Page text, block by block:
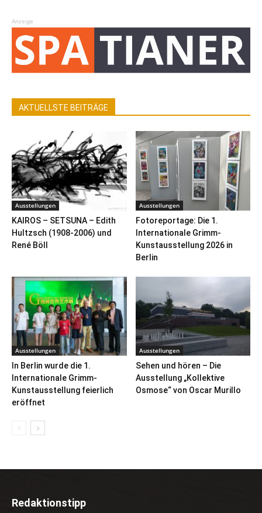
Anzeige
AKTUELLSTE BEITRÄGE
Ausstellungen
KAIROS – SETSUNA – Edith
Hultzsch (1908-2006) und
René Böll
Ausstellungen
Fotoreportage: Die 1.
Internationale Grimm-
Kunstausstellung 2026 in
Berlin
Ausstellungen
In Berlin wurde die 1.
Internationale Grimm-
Kunstausstellung feierlich
eröffnet
Ausstellungen
Sehen und hören – Die
Ausstellung „Kollektive
Osmose“ von Oscar Murillo
Redaktionstipp